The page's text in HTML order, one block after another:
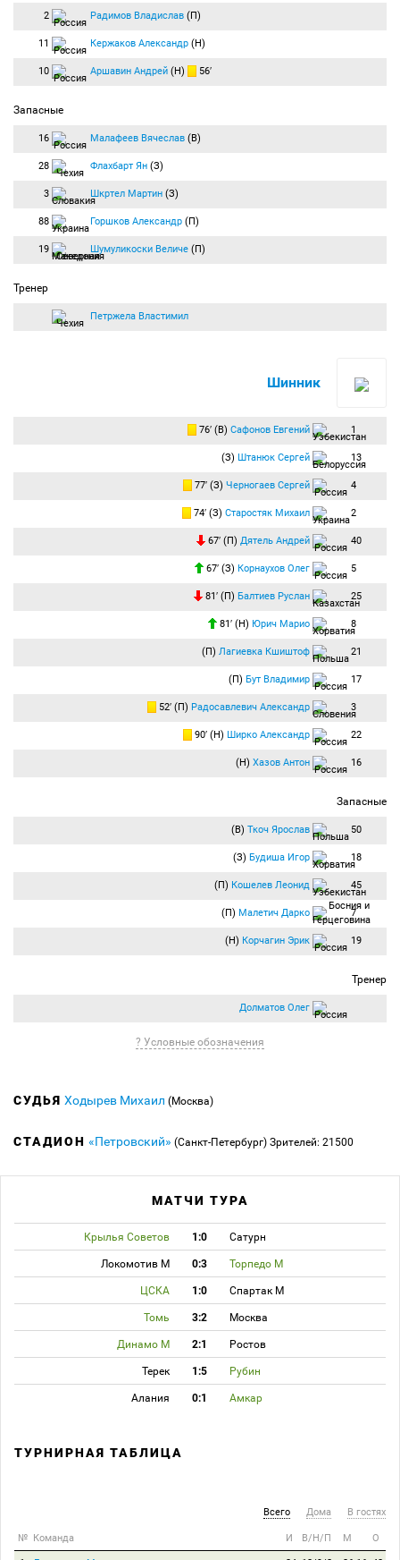
2 Радимов Владислав (П)
11 Кержаков Александр (Н)
10 Аршавин Андрей (Н) 56′
Запасные
16 Малафеев Вячеслав (В)
28 Флахбарт Ян (З)
3 Шкртел Мартин (З)
88 Горшков Александр (П)
19 Шумуликоски Величе (П)
Тренер
Петржела Властимил
Шинник
76′ (В) Сафонов Евгений 1
(З) Штанюк Сергей 13
77′ (З) Черногаев Сергей 4
74′ (З) Старостяк Михаил 2
67′ (П) Дятель Андрей 40
67′ (З) Корнаухов Олег 5
81′ (П) Балтиев Руслан 25
81′ (Н) Юрич Марио 8
(П) Лагиевка Кшиштоф 21
(П) Бут Владимир 17
52′ (П) Радосавлевич Александр 3
90′ (Н) Ширко Александр 22
(Н) Хазов Антон 16
Запасные
(В) Ткоч Ярослав 50
(З) Будиша Игор 18
(П) Кошелев Леонид 45
(П) Малетич Дарко 7
(Н) Корчагин Эрик 19
Тренер
Долматов Олег
? Условные обозначения
СУДЬЯ Ходырев Михаил (Москва)
СТАДИОН «Петровский» (Санкт-Петербург) Зрителей: 21500
МАТЧИ ТУРА
Крылья Советов 1:0 Сатурн
Локомотив М 0:3 Торпедо М
ЦСКА 1:0 Спартак М
Томь 3:2 Москва
Динамо М 2:1 Ростов
Терек 1:5 Рубин
Алания 0:1 Амкар
ТУРНИРНАЯ ТАБЛИЦА
Всего Дома В гостях
№ Команда И В/Н/П М О